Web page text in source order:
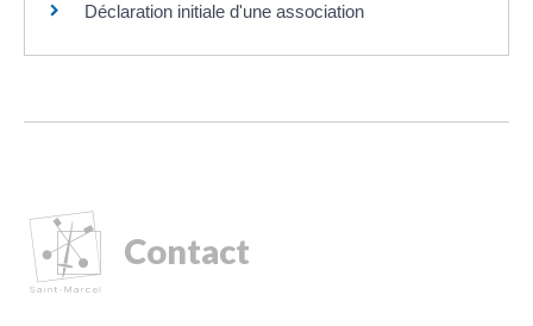
Déclaration initiale d'une association
Contact